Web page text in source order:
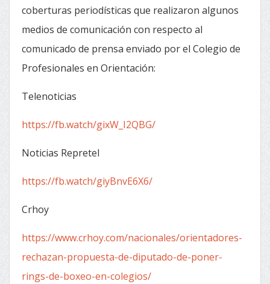
coberturas periodísticas que realizaron algunos
medios de comunicación con respecto al
comunicado de prensa enviado por el Colegio de
Profesionales en Orientación:
Telenoticias
https://fb.watch/gixW_I2QBG/
Noticias Repretel
https://fb.watch/giyBnvE6X6/
Crhoy
https://www.crhoy.com/nacionales/orientadores-
rechazan-propuesta-de-diputado-de-poner-
rings-de-boxeo-en-colegios/